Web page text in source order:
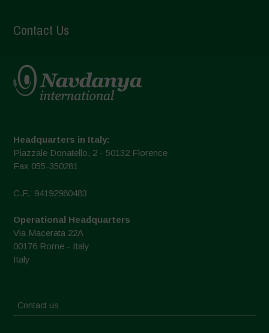
Contact Us
Headquarters in Italy:
Piazzale Donatello, 2 - 50132 Florence
Fax 055-350281
C.F.: 94192980483
Operational Headquarters
Via Macerata 22A
00176 Rome - Italy
Italy
Contact us